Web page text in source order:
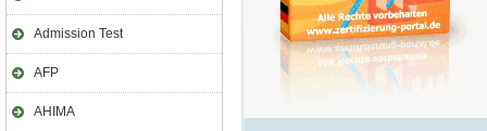
Admission Test
AFP
AHIMA